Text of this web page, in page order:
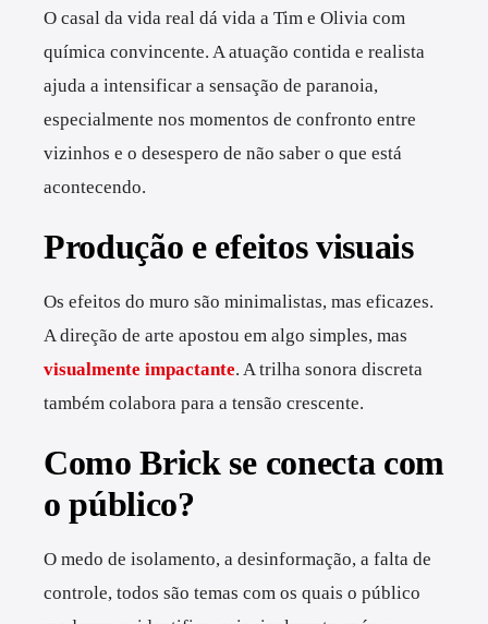
O casal da vida real dá vida a Tim e Olivia com
química convincente. A atuação contida e realista
ajuda a intensificar a sensação de paranoia,
especialmente nos momentos de confronto entre
vizinhos e o desespero de não saber o que está
acontecendo.
Produção e efeitos visuais
Os efeitos do muro são minimalistas, mas eficazes.
A direção de arte apostou em algo simples, mas
visualmente impactante. A trilha sonora discreta
também colabora para a tensão crescente.
Como Brick se conecta com
o público?
O medo de isolamento, a desinformação, a falta de
controle, todos são temas com os quais o público